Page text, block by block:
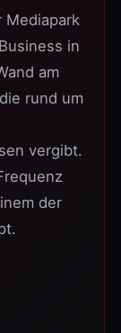
Mediapark
in
am
rund um
vergibt.
der